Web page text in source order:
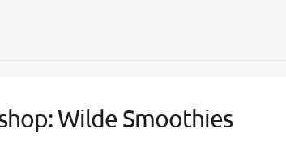
Wilde Smoothies